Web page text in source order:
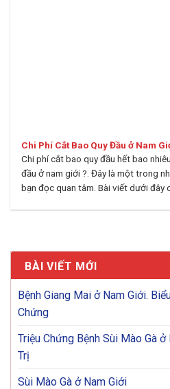
Chi Phí Cắt Bao Quy Đầu ở Nam
Chi phí cắt bao quy đầu hết bao
đầu ở nam giới ?. Đây là một trong
bạn đọc quan tâm. Bài viết dưới đây
BÀI VIẾT MỚI
Bệnh Giang Mai ở Nam Giới.
Chứng
Triệu Chứng Bệnh Sùi Mào Gà
Trị
Sùi Mào Gà ở Nam Giới